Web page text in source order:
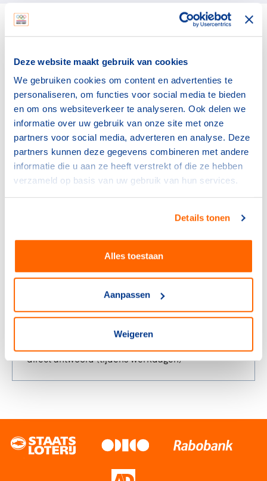
Deze website maakt gebruik van cookies
We gebruiken cookies om content en advertenties te
personaliseren, om functies voor social media te bieden
en om ons websiteverkeer te analyseren. Ook delen we
informatie over uw gebruik van onze site met onze
partners voor social media, adverteren en analyse. Deze
partners kunnen deze gegevens combineren met andere
informatie die u aan ze heeft verstrekt of die ze hebben
verzameld op basis van uw gebruik van hun services.
Details tonen
Alles toestaan
Aanpassen
Weigeren
Neem contact op met NOC*NSF Supportdesk via:
Whatsapp
binnen twee uur antwoord (tijdens werkdagen)
Mail
binnen twee werkdagen antwoord
Chatten
direct antwoord (tijdens werkdagen)